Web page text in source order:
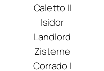
Caletto II
Isidor
Landlord
Zisterne
Corrado I